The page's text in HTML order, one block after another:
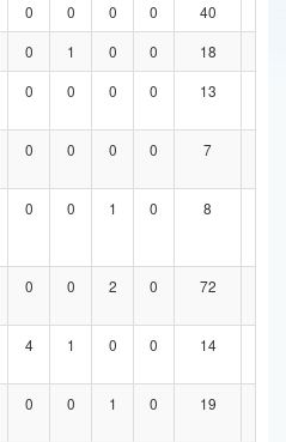
0 0 0 0 40
0 1 0 0 18
0 0 0 0 13
0 0 0 0 7
0 0 1 0 8
0 0 2 0 72
4 1 0 0 14
0 0 1 0 19